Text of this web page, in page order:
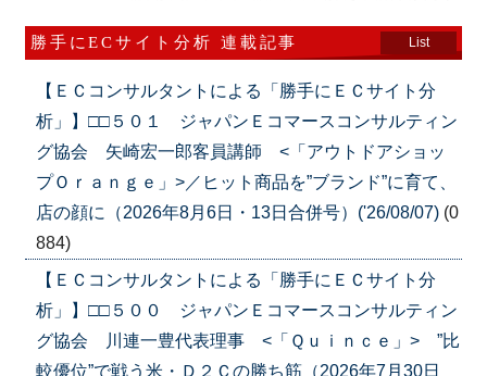
勝手にECサイト分析 連載記事 List
【ＥＣコンサルタントによる「勝手にＥＣサイト分
析」】□□５０１ ジャパンＥコマースコンサルティン
グ協会 矢崎宏一郎客員講師 <「アウトドアショッ
プＯｒａｎｇｅ」>／ヒット商品を”ブランド”に育て、
店の顔に（2026年8月6日・13日合併号）('26/08/07) (0
884)
【ＥＣコンサルタントによる「勝手にＥＣサイト分
析」】□□５００ ジャパンＥコマースコンサルティン
グ協会 川連一豊代表理事 <「Ｑｕｉｎｃｅ」> ”比
較優位”で戦う米・Ｄ２Ｃの勝ち筋（2026年7月30日